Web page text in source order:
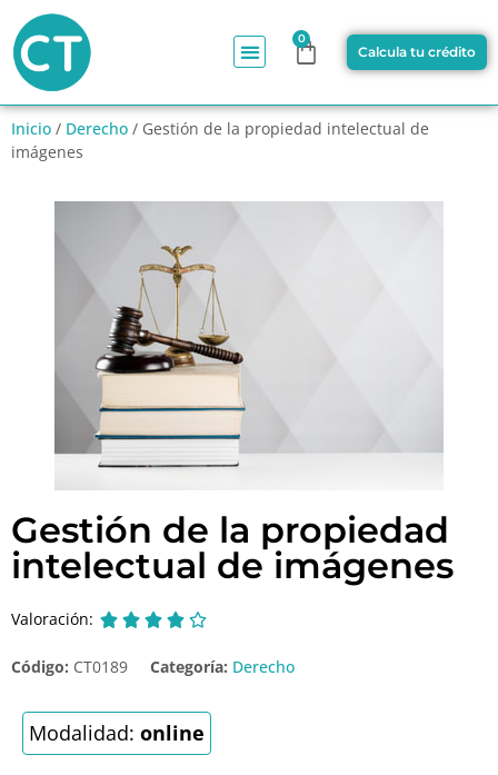
0
Calcula tu crédito
Inicio / Derecho / Gestión de la propiedad intelectual de
imágenes
Gestión de la propiedad
intelectual de imágenes
Valoración:     
Código: CT0189 Categoría: Derecho
Modalidad: online